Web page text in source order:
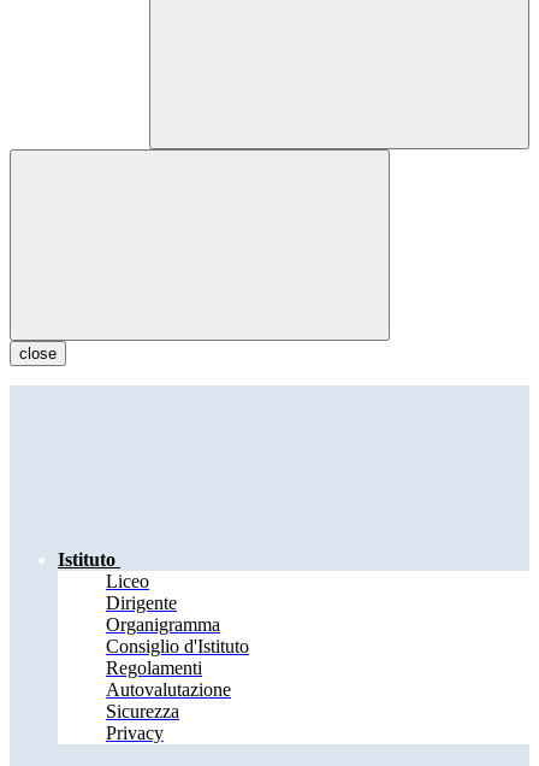
close
Istituto
Liceo
Dirigente
Organigramma
Consiglio d'Istituto
Regolamenti
Autovalutazione
Sicurezza
Privacy